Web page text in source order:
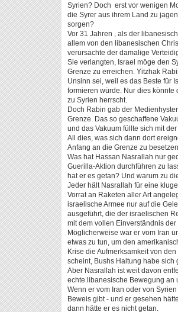
Syrien? Doch erst vor wenigen
die Syrer aus ihrem Land zu
sorgen?
Vor 31 Jahren , als der
allem von den libanesischen
verursachte der damalige
Sie verlangten, Israel möge den
Grenze zu erreichen. Yitzhak
Unsinn sei, weil es das Beste für
formieren würde. Nur dies
zu Syrien herrscht.
Doch Rabin gab der
Grenze. Das so geschaffene
und das Vakuum füllte sich mit der
All dies, was sich dann dort
Anfang an die Grenze zu
Was hat Hassan Nasrallah nur
Guerilla-Aktion durchführen zu
hat er es getan? Und warum zu
Jeder hält Nasrallah für eine
Vorrat an Raketen aller Art
israelische Armee nur auf die
ausgeführt, die der israelischen
mit dem vollen Einverständnis
Möglicherweise war er vom Iran
etwas zu tun, um den
Krise die Aufmerksamkeit von
scheint, Bushs Haltung habe
Aber Nasrallah ist weit davon
echte libanesische Bewegung an
Wenn er vom Iran oder von
Beweis gibt - und er gesehen
dann hätte er es nicht getan.